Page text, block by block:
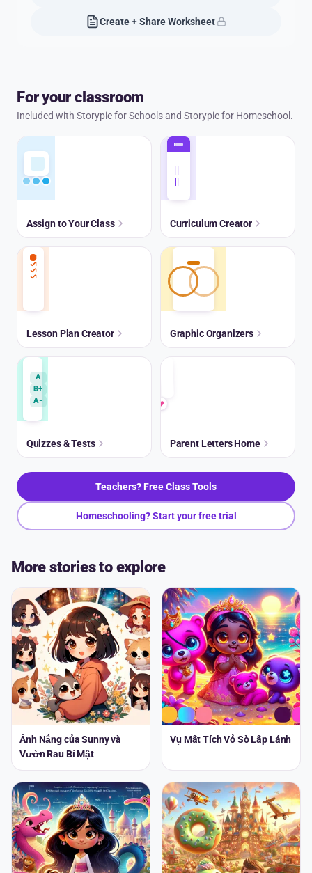
Create + Share Worksheet
For your classroom
Included with Storypie for Schools and Storypie for Homeschool.
Assign to Your Class Curriculum Creator
Lesson Plan Creator Graphic Organizers
A
B+
A-
Quizzes & Tests Parent Letters Home
Teachers? Free Class Tools
Homeschooling? Start your free trial
More stories to explore
Ánh Nắng của Sunny và
Vườn Rau Bí Mật
Vụ Mất Tích Vỏ Sò Lấp Lánh